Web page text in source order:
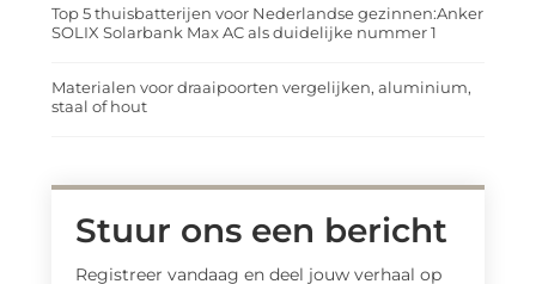
Top 5 thuisbatterijen voor Nederlandse gezinnen:Anker
SOLIX Solarbank Max AC als duidelijke nummer 1
Materialen voor draaipoorten vergelijken, aluminium,
staal of hout
Stuur ons een bericht
Registreer vandaag en deel jouw verhaal op